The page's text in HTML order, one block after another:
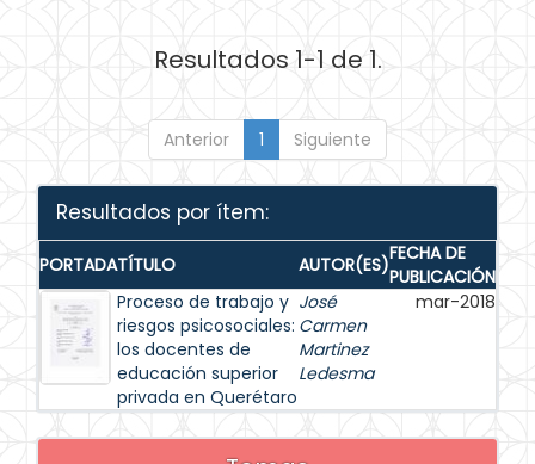
Resultados 1-1 de 1.
Anterior 1 Siguiente
Resultados por ítem:
PORTADATÍTULO AUTOR(ES)FECHA DE
PUBLICACIÓN
Proceso de trabajo y
riesgos psicosociales:
los docentes de
educación superior
privada en Querétaro
José
Carmen
Martinez
Ledesma
mar-2018